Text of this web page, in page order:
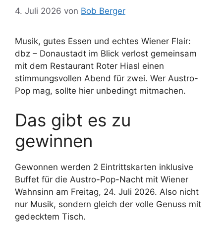
4. Juli 2026 von Bob Berger
Musik, gutes Essen und echtes Wiener Flair:
dbz – Donaustadt im Blick verlost gemeinsam
mit dem Restaurant Roter Hiasl einen
stimmungsvollen Abend für zwei. Wer Austro-
Pop mag, sollte hier unbedingt mitmachen.
Das gibt es zu
gewinnen
Gewonnen werden 2 Eintrittskarten inklusive
Buffet für die Austro-Pop-Nacht mit Wiener
Wahnsinn am Freitag, 24. Juli 2026. Also nicht
nur Musik, sondern gleich der volle Genuss mit
gedecktem Tisch.